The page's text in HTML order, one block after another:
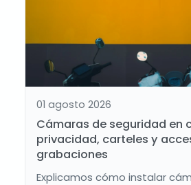
01 agosto 2026
Cámaras de seguridad en
privacidad, carteles y
grabaciones
Explicamos cómo instalar